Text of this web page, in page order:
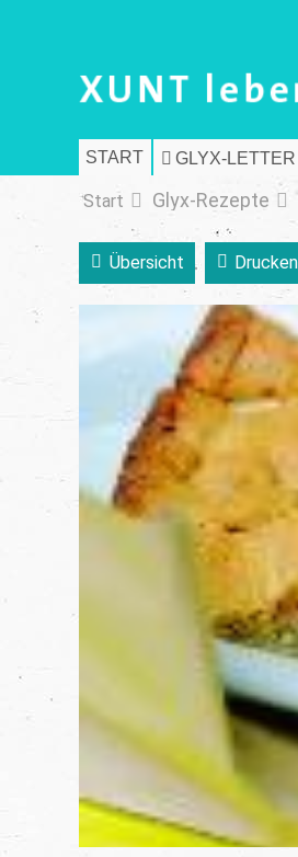
START GLYX-LETTER
Start Glyx-Rezepte
Übersicht Drucken